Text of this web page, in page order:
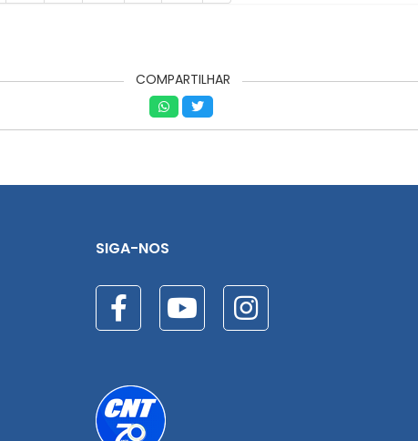
COMPARTILHAR
SIGA-NOS